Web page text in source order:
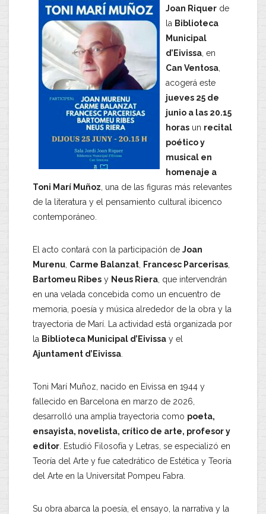
Joan Riquer de
la Biblioteca
Municipal
d’Eivissa , en
Can Ventosa
acogerá este
jueves 25 de
junio a las 20.15
horas un recital
poético y
musical en
homenaje a
Toni Marí Muñoz , una de las figuras más relevantes
de la literatura y el pensamiento cultural ibicenco
contemporáneo.
El acto contará con la participación de Joan
Murenu Carme Balanzat Francesc Parcerisas
Bartomeu Ribes y Neus Riera , que intervendrán
en una velada concebida como un encuentro de
memoria, poesía y música alrededor de la obra y la
trayectoria de Marí. La actividad está organizada por
la Biblioteca Municipal d’Eivissa y el
Ajuntament d’Eivissa
Toni Marí Muñoz, nacido en Eivissa en 1944 y
fallecido en Barcelona en marzo de 2026,
desarrolló una amplia trayectoria como poeta,
ensayista, novelista, crítico de arte, profesor y
editor . Estudió Filosofía y Letras, se especializó en
Teoría del Arte y fue catedrático de Estética y Teoría
del Arte en la Universitat Pompeu Fabra.
Su obra abarca la poesía, el ensayo, la narrativa y la